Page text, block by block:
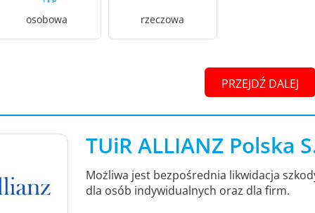
osobowa rzeczowa
PRZEJDŹ DALEJ
TUiR ALLIANZ Polska
Możliwa jest bezpośrednia likwidacja
dla osób indywidualnych oraz dla firm.